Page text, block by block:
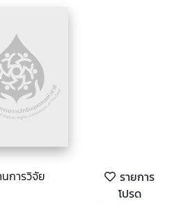
การวิจัย
รายการ
โปรด